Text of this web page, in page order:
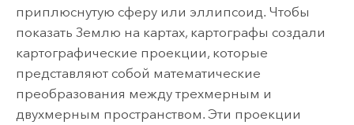
приплюснутую сферу или эллипсоид. Чтобы
показать Землю на картах, картографы создали
картографические проекции, которые
представляют собой математические
преобразования между трехмерным и
двухмерным пространством. Эти проекции